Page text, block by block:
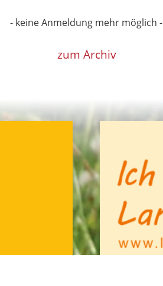
- keine Anmeldung mehr möglich -
zum Archiv